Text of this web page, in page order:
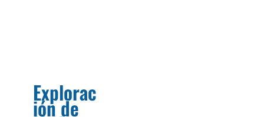
Explorac
ión de